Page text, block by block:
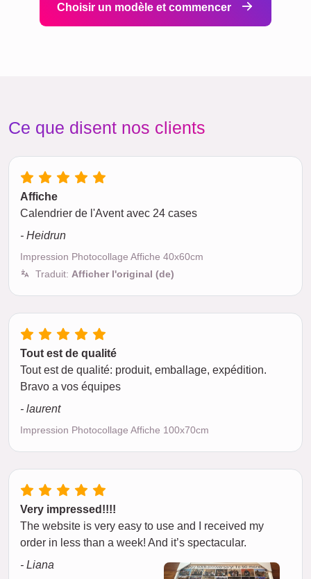
Choisir un modèle et commencer
Ce que disent nos clients
Affiche
Calendrier de l'Avent avec 24 cases
- Heidrun
Impression Photocollage Affiche 40x60cm
Traduit: Afficher l'original (de)
Tout est de qualité
Tout est de qualité: produit, emballage, expédition.
Bravo a vos équipes
- laurent
Impression Photocollage Affiche 100x70cm
Very impressed!!!!
The website is very easy to use and I received my
order in less than a week! And it’s spectacular.
- Liana